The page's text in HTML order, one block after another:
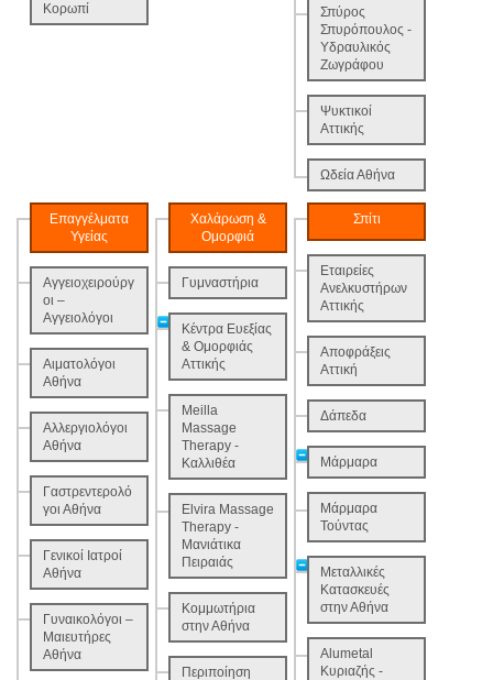
Κορωπί
Σπύρος
Σπυρόπουλος -
Υδραυλικός
Ζωγράφου
Ψυκτικοί
Αττικής
Ωδεία Αθήνα
Επαγγέλματα
Υγείας
Αγγειοχειρούργ
οι –
Αγγειολόγοι
Αιματολόγοι
Αθήνα
Αλλεργιολόγοι
Αθήνα
Γαστρεντερολό
γοι Αθήνα
Γενικοί Ιατροί
Αθήνα
Γυναικολόγοι –
Μαιευτήρες
Αθήνα
Χαλάρωση &
Ομορφιά
Γυμναστήρια
Κέντρα Ευεξίας
& Ομορφιάς
Αττικής
Meilla
Massage
Therapy -
Καλλιθέα
Elvira Massage
Therapy -
Μανιάτικα
Πειραιάς
Κομμωτήρια
στην Αθήνα
Περιποίηση
Σπίτι
Εταιρείες
Ανελκυστήρων
Αττικής
Αποφράξεις
Αττική
Δάπεδα
Μάρμαρα
Μάρμαρα
Τούντας
Μεταλλικές
Κατασκευές
στην Αθήνα
Alumetal
Κυριαζής -